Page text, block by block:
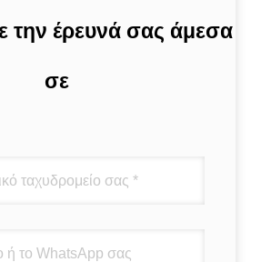
την έρευνά σας άμεσα
σε